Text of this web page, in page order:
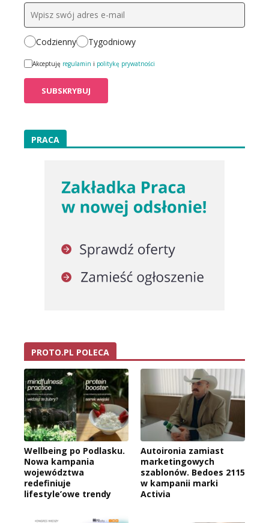
Codzienny Tygodniowy
Akceptuję regulamin i politykę prywatności
PRACA
PROTO.PL POLECA
Wellbeing po Podlasku.
Nowa kampania
województwa
redefiniuje
lifestyle’owe trendy
Autoironia zamiast
marketingowych
szablonów. Bedoes 2115
w kampanii marki
Activia